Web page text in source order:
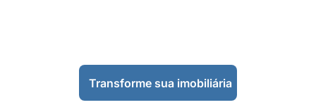
Transforme sua imobiliária